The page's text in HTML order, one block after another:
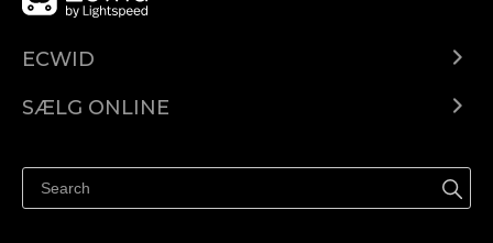
ECWID
Pris
SÆLG ONLINE
Sælg på Facebook
Sælg på Instagram